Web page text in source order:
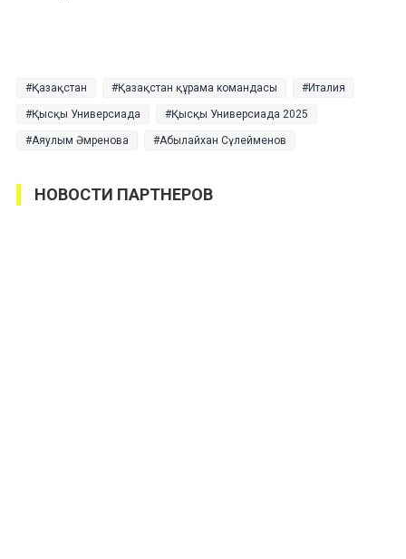
Қазақстан Қазақстан құрама командасы Италия
Қысқы Универсиада Қысқы Универсиада 2025
Аяулым Әмренова Абылайхан Сүлейменов
НОВОСТИ ПАРТНЕРОВ